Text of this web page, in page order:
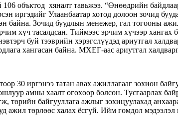
объктод хяналт тавьжээ. “Өнөөдрийн
иргэдийг Улаанбаатар хотод долоон зочид
байна. Зочид буудлын менежер, гал тогооны
хүч тасалдсан. Тиймээс эрчим хүчээр
буй тээврийн хэрэгслүүдэд ариутгал
хангасан байна. МХЕГ-аас ариутгал
30 иргэнээ татан авах ажиллагааг зохион
амны хаалт өгөхөөр болсон. Тусгаарлах
төрийн байгууллага ажлыг зохицуулахад
ажил төрлөөс халах ёсгүй. Ийм гомдол